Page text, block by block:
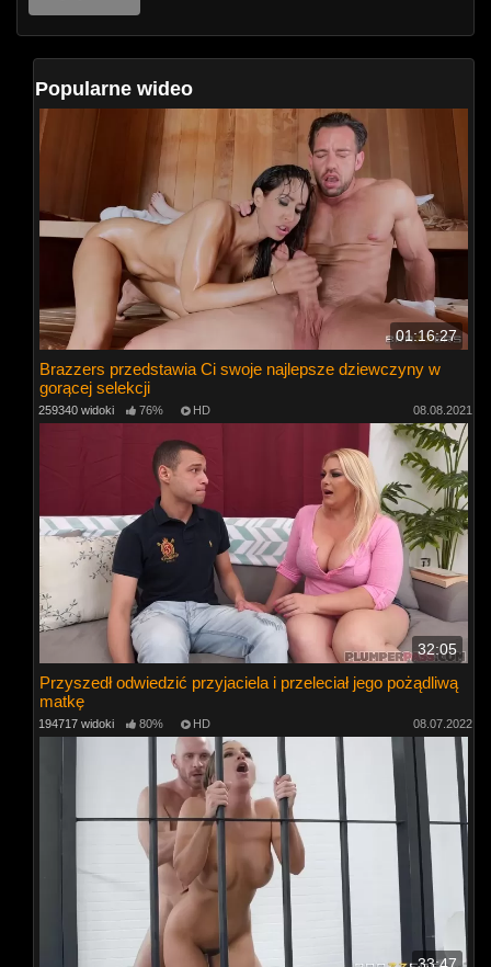
Popularne wideo
01:16:27
Brazzers przedstawia Ci swoje najlepsze dziewczyny w
gorącej selekcji
259340 widoki 76% HD 08.08.2021
32:05
Przyszedł odwiedzić przyjaciela i przeleciał jego pożądliwą
matkę
194717 widoki 80% HD 08.07.2022
33:47